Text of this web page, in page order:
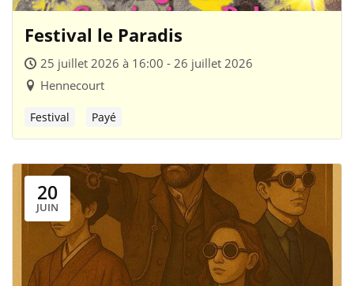
Festival le Paradis
25 juillet 2026 à 16:00 - 26 juillet 2026
Hennecourt
Festival Payé
20
JUIN